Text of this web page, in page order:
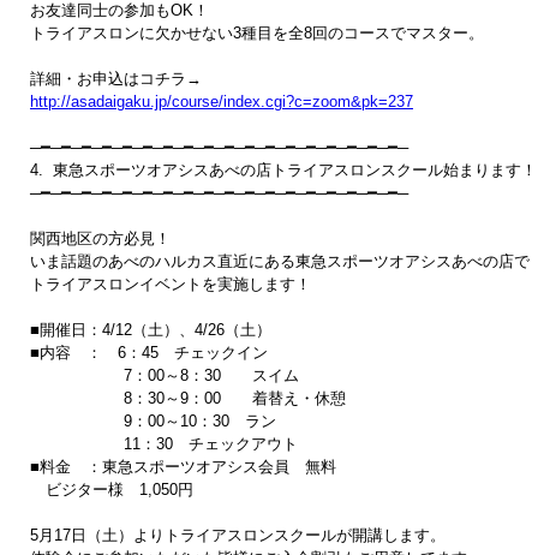
お友達同士の参加もOK！
トライアスロンに欠かせない3種目を全8回のコースでマスター。
http://asadaigaku.jp/course/index.cgi?c=zoom&pk=237
─━─━─━─━─━─━─━─━─━─━─━─━─━─━─━─━─━─━─
4.  東急スポーツオアシスあべの店トライアスロンスクール始まります！
─━─━─━─━─━─━─━─━─━─━─━─━─━─━─━─━─━─━─
関西地区の方必見！
いま話題のあべのハルカス直近にある東急スポーツオアシスあべの店で
トライアスロンイベントを実施します！
■開催日：4/12（土）、4/26（土）
■内容　：　6：45　チェックイン
7：00～8：30　　スイム
8：30～9：00　　着替え・休憩
9：00～10：30　ラン
11：30　チェックアウト
■料金　：東急スポーツオアシス会員　無料
ビジター様　1,050円
5月17日（土）よりトライアスロンスクールが開講します。